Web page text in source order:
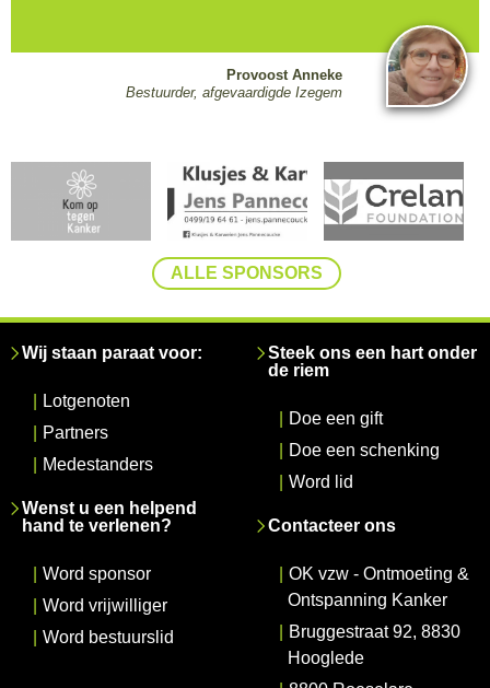
Provoost Anneke
Bestuurder, afgevaardigde Izegem
ALLE SPONSORS
Wij staan paraat voor:
Lotgenoten
Partners
Medestanders
Steek ons een hart onder
de riem
Doe een gift
Doe een schenking
Word lid
Wenst u een helpend
hand te verlenen?
Word sponsor
Word vrijwilliger
Word bestuurslid
Contacteer ons
OK vzw - Ontmoeting &
Ontspanning Kanker
Bruggestraat 92, 8830
Hooglede